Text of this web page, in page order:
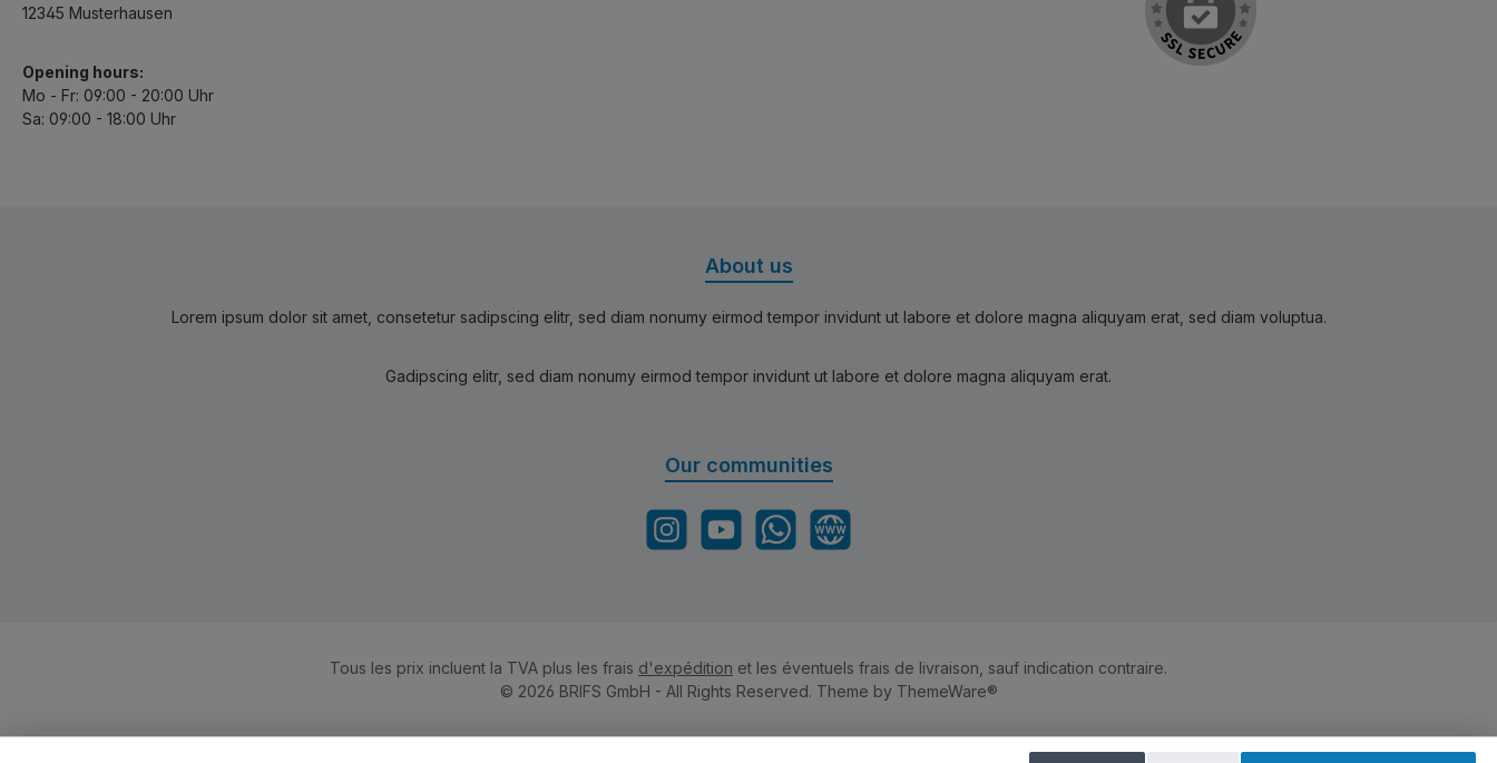
12345 Musterhausen
Opening hours:
Mo - Fr: 09:00 - 20:00 Uhr
Sa: 09:00 - 18:00 Uhr
About us
Lorem ipsum dolor sit amet, consetetur sadipscing elitr, sed diam nonumy eirmod tempor invidunt ut labore et dolore magna aliquyam erat, sed diam voluptua.
Gadipscing elitr, sed diam nonumy eirmod tempor invidunt ut labore et dolore magna aliquyam erat.
Our communities
InstagramYouTube WhatsAppWebsite
Tous les prix incluent la TVA plus les frais d'expédition et les éventuels frais de livraison, sauf indication contraire.
© 2026 BRIFS GmbH - All Rights Reserved. Theme by ThemeWare®